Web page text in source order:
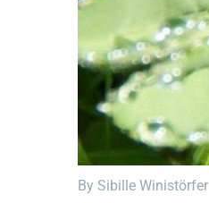
By Sibille Winistörfer